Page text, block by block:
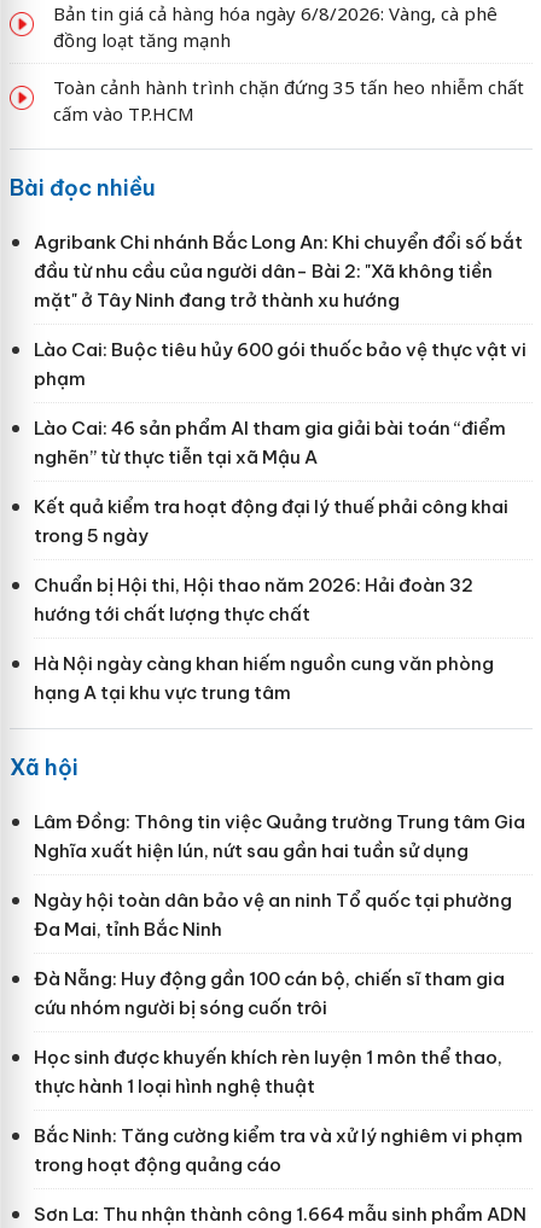
Bản tin giá cả hàng hóa ngày 6/8/2026: Vàng, cà phê
đồng loạt tăng mạnh
Toàn cảnh hành trình chặn đứng 35 tấn heo nhiễm chất
cấm vào TP.HCM
Bài đọc nhiều
Agribank Chi nhánh Bắc Long An: Khi chuyển đổi số bắt
đầu từ nhu cầu của người dân- Bài 2: "Xã không tiền
mặt" ở Tây Ninh đang trở thành xu hướng
Lào Cai: Buộc tiêu hủy 600 gói thuốc bảo vệ thực vật vi
phạm
Lào Cai: 46 sản phẩm AI tham gia giải bài toán “điểm
nghẽn” từ thực tiễn tại xã Mậu A
Kết quả kiểm tra hoạt động đại lý thuế phải công khai
trong 5 ngày
Chuẩn bị Hội thi, Hội thao năm 2026: Hải đoàn 32
hướng tới chất lượng thực chất
Hà Nội ngày càng khan hiếm nguồn cung văn phòng
hạng A tại khu vực trung tâm
Xã hội
Lâm Đồng: Thông tin việc Quảng trường Trung tâm Gia
Nghĩa xuất hiện lún, nứt sau gần hai tuần sử dụng
Ngày hội toàn dân bảo vệ an ninh Tổ quốc tại phường
Đa Mai, tỉnh Bắc Ninh
Đà Nẵng: Huy động gần 100 cán bộ, chiến sĩ tham gia
cứu nhóm người bị sóng cuốn trôi
Học sinh được khuyến khích rèn luyện 1 môn thể thao,
thực hành 1 loại hình nghệ thuật
Bắc Ninh: Tăng cường kiểm tra và xử lý nghiêm vi phạm
trong hoạt động quảng cáo
Sơn La: Thu nhận thành công 1.664 mẫu sinh phẩm ADN